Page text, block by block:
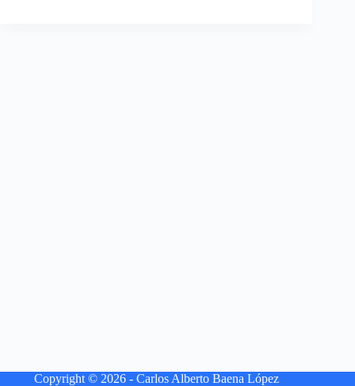
Copyright © 2026 - Carlos Alberto Baena López